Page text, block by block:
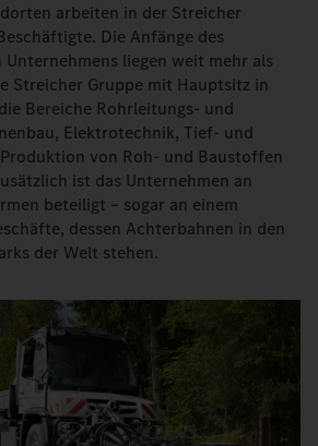
arbeiten in der Streicher
Die Anfänge des
liegen weit mehr als
Streicher Gruppe mit Hauptsitz in
Bereiche Rohrleitungs- und
Elektrotechnik, Tief- und
von Roh- und Baustoffen
ist das Unternehmen an
beteiligt – sogar an einem
dessen Achterbahnen in den
der Welt stehen.